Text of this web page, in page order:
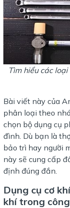
Tìm hiểu các
Bài viết này của
phân loại theo
chọn bộ dụng cụ
đình. Dù bạn là
bảo trì hay người
này sẽ cung cấp
định đúng đắn.
Dụng cụ cơ
khí trong